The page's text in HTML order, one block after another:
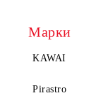
Марки
KAWAI
Pirastro